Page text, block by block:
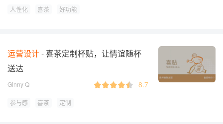
人性化 喜茶 好功能
运营设计 喜茶定制杯贴，让情谊随杯
送达
Ginny Q 8.7
参与感 喜茶 定制